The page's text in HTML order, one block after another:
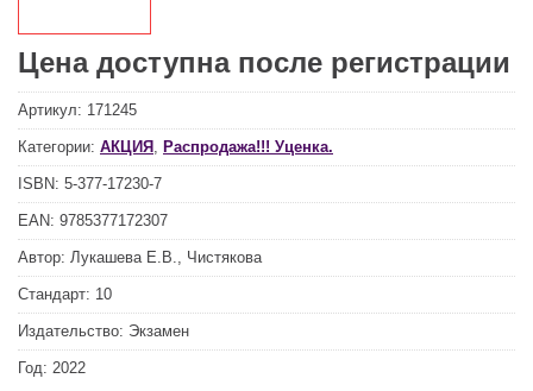
Цена доступна после регистрации
Артикул: 171245
Категории: АКЦИЯ , Распродажа!!! Уценка.
ISBN: 5-377-17230-7
EAN: 9785377172307
Автор: Лукашева Е.В., Чистякова
Стандарт: 10
Издательство: Экзамен
Год: 2022